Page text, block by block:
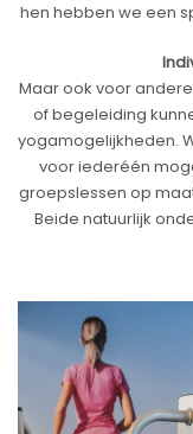
hen hebben we een
Maar ook voor
of begeleiding
yogamogelijkheden.
voor iederéén
groepslessen op
Beide natuurlijk